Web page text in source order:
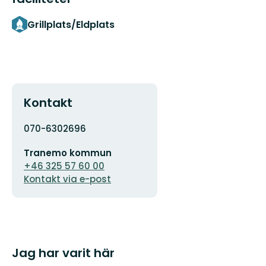
Grillplats/Eldplats
Kontakt
Adress
070-6302696
postadress
Tranemo kommun
+46 325 57 60 00
Kontakt via e-post
Jag har varit här